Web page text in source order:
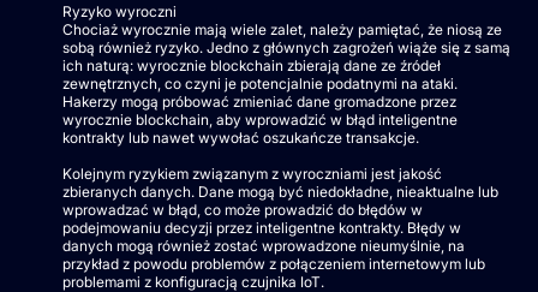
Ryzyko wyroczni
Chociaż wyrocznie mają wiele zalet, należy pamiętać, że niosą ze
sobą również ryzyko. Jedno z głównych zagrożeń wiąże się z samą
ich naturą: wyrocznie blockchain zbierają dane ze źródeł
zewnętrznych, co czyni je potencjalnie podatnymi na ataki.
Hakerzy mogą próbować zmieniać dane gromadzone przez
wyrocznie blockchain, aby wprowadzić w błąd inteligentne
kontrakty lub nawet wywołać oszukańcze transakcje.
Kolejnym ryzykiem związanym z wyroczniami jest jakość
zbieranych danych. Dane mogą być niedokładne, nieaktualne lub
wprowadzać w błąd, co może prowadzić do błędów w
podejmowaniu decyzji przez inteligentne kontrakty. Błędy w
danych mogą również zostać wprowadzone nieumyślnie, na
przykład z powodu problemów z połączeniem internetowym lub
problemami z konfiguracją czujnika IoT.